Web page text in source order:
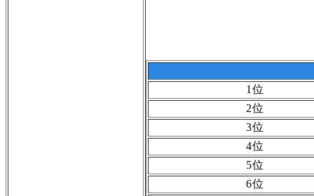
1位
2位
3位
4位
5位
6位